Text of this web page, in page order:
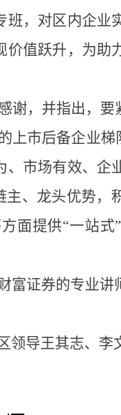
，对区内企业
值跃升，为助
，并指出，要
上市后备企业
市场有效、企
、龙头优势，
面提供“一站
富证券的专业
导王其志、李